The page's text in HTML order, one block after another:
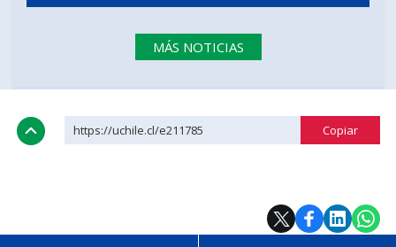
MÁS NOTICIAS
https://uchile.cl/e211785